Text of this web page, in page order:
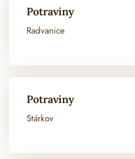
Potraviny
Radvanice
Potraviny
Stárkov